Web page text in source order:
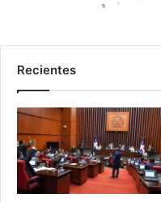
Recientes